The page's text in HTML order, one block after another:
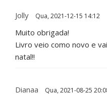
Jolly Qua, 2021-12-15 14:12
Muito obrigada!
Livro veio como novo e
natal!!
Dianaa Qua, 2021-08-25